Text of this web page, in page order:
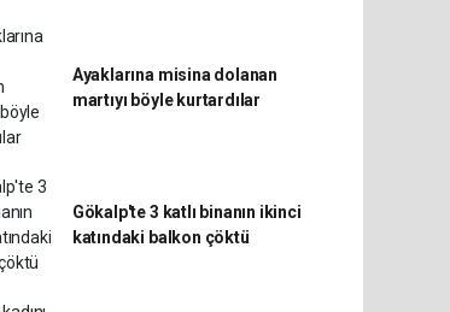
Ayaklarına misina dolanan
martıyı böyle kurtardılar
Gökalp'te 3 katlı binanın ikinci
katındaki balkon çöktü